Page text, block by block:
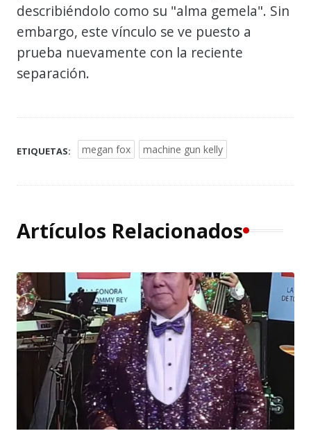
describiéndolo como su "alma gemela". Sin
embargo, este vínculo se ve puesto a
prueba nuevamente con la reciente
separación.
ETIQUETAS: megan fox machine gun kelly
Artículos Relacionados